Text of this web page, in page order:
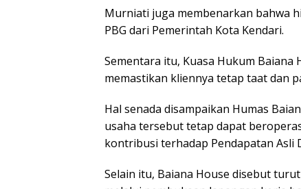
Murniati juga membenarkan bahwa
PBG dari Pemerintah Kota Kendari.
Sementara itu, Kuasa Hukum Baiana
memastikan kliennya tetap taat dan
Hal senada disampaikan Humas
usaha tersebut tetap dapat
kontribusi terhadap Pendapatan Asli
Selain itu, Baiana House disebut